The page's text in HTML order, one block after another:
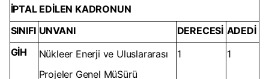
İPTAL EDİLEN KADRONUN
SINIFI UNVANI DERECESİ ADEDİ
GİH
Nükleer Enerji ve Uluslararası
Projeler Genel MüSürü
1 1